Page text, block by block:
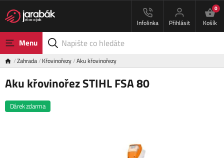
Infolinka Přihlásit
0
Košík
Menu
Zahrada Křovinořezy Aku křovinořezy
Aku křovinořez STIHL FSA 80
Dárek zdarma